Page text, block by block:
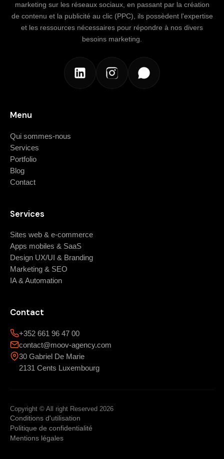
marketing sur les réseaux sociaux, en passant par la création
de contenu et la publicité au clic (PPC), ils possèdent l'expertise
et les ressources nécessaires pour répondre à nos divers
besoins marketing.
Menu
Qui sommes-nous
Services
Portfolio
Blog
Contact
Services
Sites web & e-commerce
Apps mobiles & SaaS
Design UX/UI & Branding
Marketing & SEO
IA & Automation
Contact
+352 661 96 47 00
contact@moov-agency.com
30 Gabriel De Marie
2131 Cents Luxembourg
Copyright © All right Reserved 2026
Conditions d'utilisation
Politique de confidentialité
Mentions légales